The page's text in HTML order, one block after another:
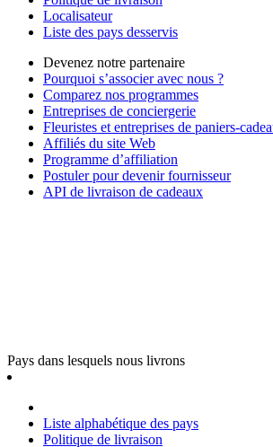
Localisateur
Liste des pays desservis
Devenez notre partenaire
Pourquoi s’associer avec nous ?
Comparez nos programmes
Entreprises de conciergerie
Fleuristes et entreprises de paniers-
Affiliés du site Web
Programme d’affiliation
Postuler pour devenir fournisseur
API de livraison de cadeaux
Pays dans lesquels nous livrons
Liste alphabétique des pays
Politique de livraison